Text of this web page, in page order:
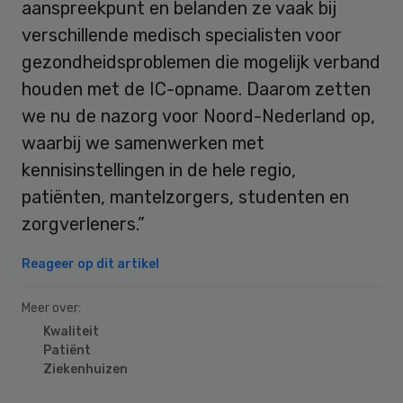
aanspreekpunt en belanden ze vaak bij
verschillende medisch specialisten voor
gezondheidsproblemen die mogelijk verband
houden met de IC-opname. Daarom zetten
we nu de nazorg voor Noord-Nederland op,
waarbij we samenwerken met
kennisinstellingen in de hele regio,
patiënten, mantelzorgers, studenten en
zorgverleners.”
Reageer op dit artikel
Meer over:
Kwaliteit
Patiënt
Ziekenhuizen